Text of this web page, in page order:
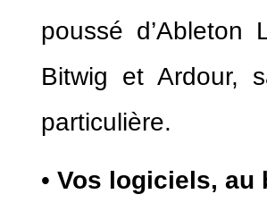
poussé d’Ableton
Bitwig et Ardour,
particulière.
•Vos logiciels, au